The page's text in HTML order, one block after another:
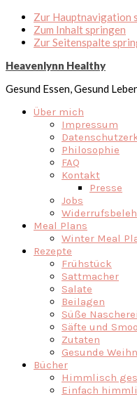
Zur Hauptnavigation
Zum Inhalt springen
Zur Seitenspalte
Heavenlynn Healthy
Gesund Essen, Gesund
Über mich
Impressum
Philosophie
FAQ
Kontakt
Presse
Jobs
Meal Plans
Winter Meal
Rezepte
Frühstück
Sattmacher
Salate
Beilagen
Süße
Säfte und
Zutaten
Gesunde
Bücher
Himmlisch
Einfach